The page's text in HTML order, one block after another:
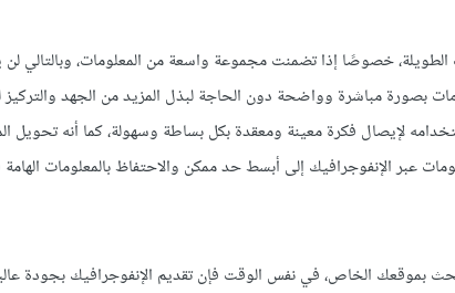
خصوصًا إذا تضمنت مجموعة واسعة من المعلومات، وبالتالي لن
بصورة مباشرة وواضحة دون الحاجة لبذل المزيد من الجهد والتركيز
لإيصال فكرة معينة ومعقدة بكل بساطة وسهولة، كما أنه تحويل
عبر الإنفوجرافيك إلى أبسط حد ممكن والاحتفاظ بالمعلومات
بموقعك الخاص، في نفس الوقت فإن تقديم الإنفوجرافيك بجودة